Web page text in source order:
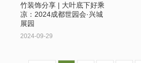
竹装饰分享 | 大叶底下好乘
凉：2024成都世园会·兴城
展园
2024-09-29